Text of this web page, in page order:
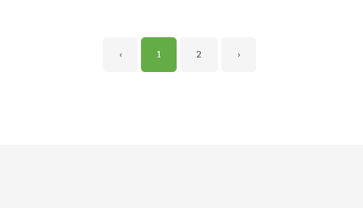
‹ 1 2 ›